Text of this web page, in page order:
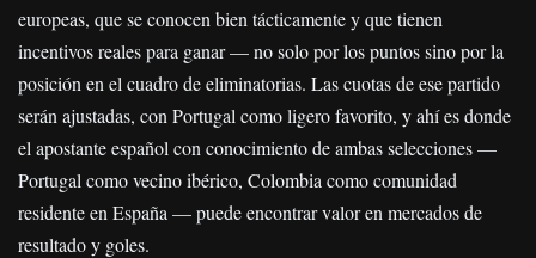
europeas, que se conocen bien tácticamente y que tienen
incentivos reales para ganar — no solo por los puntos sino por la
posición en el cuadro de eliminatorias. Las cuotas de ese partido
serán ajustadas, con Portugal como ligero favorito, y ahí es donde
el apostante español con conocimiento de ambas selecciones —
Portugal como vecino ibérico, Colombia como comunidad
residente en España — puede encontrar valor en mercados de
resultado y goles.